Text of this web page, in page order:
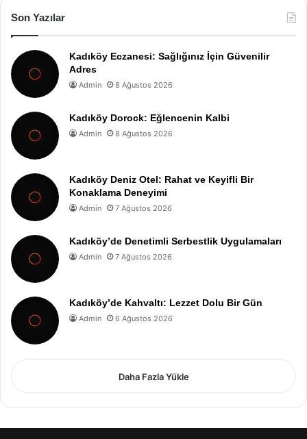
Son Yazılar
Kadıköy Eczanesi: Sağlığınız İçin Güvenilir
Adres
Admin 8 Ağustos 2026
Kadıköy Dorock: Eğlencenin Kalbi
Admin 8 Ağustos 2026
Kadıköy Deniz Otel: Rahat ve Keyifli Bir
Konaklama Deneyimi
Admin 7 Ağustos 2026
Kadıköy’de Denetimli Serbestlik Uygulamaları
Admin 7 Ağustos 2026
Kadıköy’de Kahvaltı: Lezzet Dolu Bir Gün
Admin 6 Ağustos 2026
Daha Fazla Yükle